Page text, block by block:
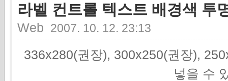
라벨 컨트롤 텍스트 배경색 투
Web 2007. 10. 12. 23:13
336x280(권장), 300x250(권장),
넣을 수